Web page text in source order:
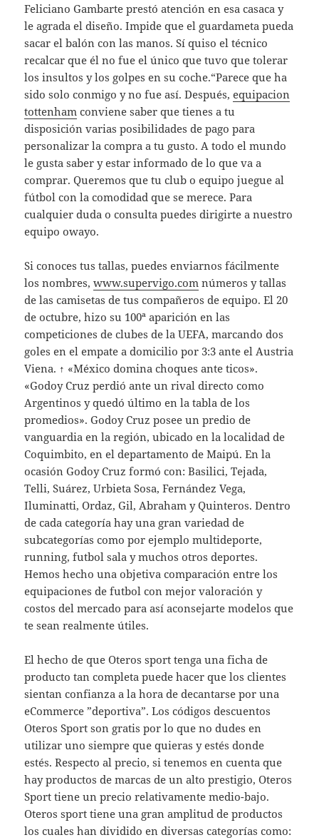
Feliciano Gambarte prestó atención en esa casaca y
le agrada el diseño. Impide que el guardameta pueda
sacar el balón con las manos. Sí quiso el técnico
recalcar que él no fue el único que tuvo que tolerar
los insultos y los golpes en su coche.“Parece que ha
sido solo conmigo y no fue así. Después,equipacion
tottenham conviene saber que tienes a tu
disposición varias posibilidades de pago para
personalizar la compra a tu gusto. A todo el mundo
le gusta saber y estar informado de lo que va a
comprar. Queremos que tu club o equipo juegue al
fútbol con la comodidad que se merece. Para
cualquier duda o consulta puedes dirigirte a nuestro
equipo owayo.
Si conoces tus tallas, puedes enviarnos fácilmente
los nombres,www.supervigo.com números y tallas
de las camisetas de tus compañeros de equipo. El 20
de octubre, hizo su 100ª aparición en las
competiciones de clubes de la UEFA, marcando dos
goles en el empate a domicilio por 3:3 ante el Austria
Viena. ↑ «México domina choques ante ticos».
«Godoy Cruz perdió ante un rival directo como
Argentinos y quedó último en la tabla de los
promedios». Godoy Cruz posee un predio de
vanguardia en la región, ubicado en la localidad de
Coquimbito, en el departamento de Maipú. En la
ocasión Godoy Cruz formó con: Basilici, Tejada,
Telli, Suárez, Urbieta Sosa, Fernández Vega,
Iluminatti, Ordaz, Gil, Abraham y Quinteros. Dentro
de cada categoría hay una gran variedad de
subcategorías como por ejemplo multideporte,
running, futbol sala y muchos otros deportes.
Hemos hecho una objetiva comparación entre los
equipaciones de futbol con mejor valoración y
costos del mercado para así aconsejarte modelos que
te sean realmente útiles.
El hecho de que Oteros sport tenga una ficha de
producto tan completa puede hacer que los clientes
sientan confianza a la hora de decantarse por una
eCommerce ”deportiva”. Los códigos descuentos
Oteros Sport son gratis por lo que no dudes en
utilizar uno siempre que quieras y estés donde
estés. Respecto al precio, si tenemos en cuenta que
hay productos de marcas de un alto prestigio, Oteros
Sport tiene un precio relativamente medio-bajo.
Oteros sport tiene una gran amplitud de productos
los cuales han dividido en diversas categorías como: